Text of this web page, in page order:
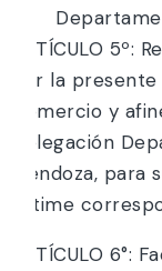
ARTÍCULO 5º:
por la
Comercio y
Delegación
Mendoza,
estime
ARTÍCULO 6°: